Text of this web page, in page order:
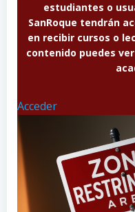
estudiantes o
SanRoque tendrán
en recibir cursos o
contenido puedes
Acceder